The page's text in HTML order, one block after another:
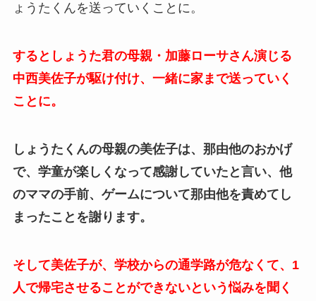
ょうたくんを送っていくことに。
するとしょうた君の母親・加藤ローサさん演じる
中西美佐子が駆け付け、一緒に家まで送っていく
ことに。
しょうたくんの母親の美佐子は、那由他のおかげ
で、学童が楽しくなって感謝していたと言い、他
のママの手前、ゲームについて那由他を責めてし
まったことを謝ります。
そして美佐子が、学校からの通学路が危なくて、1
人で帰宅させることができないという悩みを聞く